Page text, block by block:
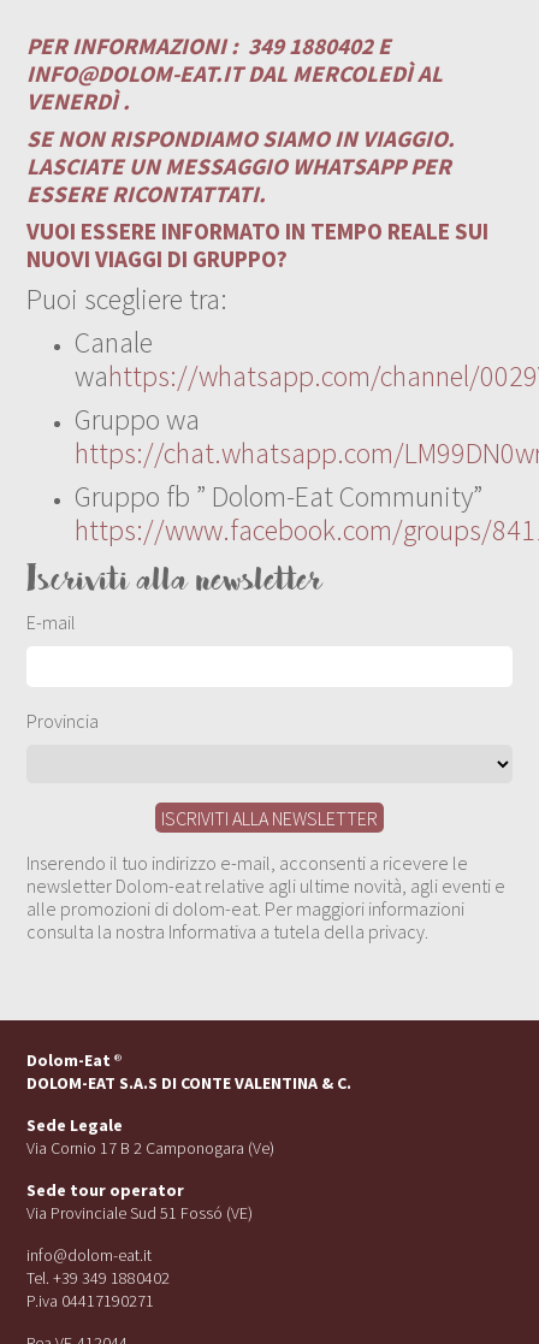
PER INFORMAZIONI : 349 1880402 E
INFO@DOLOM-EAT.ITDAL MERCOLEDÌ AL
VENERDÌ .
SE NON RISPONDIAMO SIAMO IN VIAGGIO.
LASCIATE UN MESSAGGIO WHATSAPP PER
ESSERE RICONTATTATI.
VUOI ESSERE INFORMATO IN TEMPO REALE SUI
NUOVI VIAGGI DI GRUPPO?
Puoi scegliere tra:
Canale
wahttps://whatsapp.com/channel/
Gruppo wa
https://chat.whatsapp.com/
Gruppo fb ” Dolom-Eat Community”
https://www.facebook.com/groups/
Iscriviti alla newsletter
E-mail
Provincia
Inserendo il tuo indirizzo e-mail, acconsenti a ricevere le
newsletter Dolom-eat relative agli ultime novità, agli eventi e
alle promozioni di dolom-eat. Per maggiori informazioni
consulta la nostra Informativa a tutela della privacy.
Dolom-Eat ®
DOLOM-EAT S.A.S DI CONTE VALENTINA & C.
Sede Legale
Via Cornio 17 B 2 Camponogara (Ve)
Sede tour operator
Via Provinciale Sud 51 Fossó (VE)
info@dolom-eat.it
Tel. +39 349 1880402
P.iva 04417190271